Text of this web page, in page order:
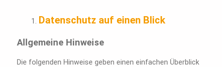
Datenschutz auf einen Blick
Allgemeine Hinweise
Die folgenden Hinweise geben einen einfachen Überblick